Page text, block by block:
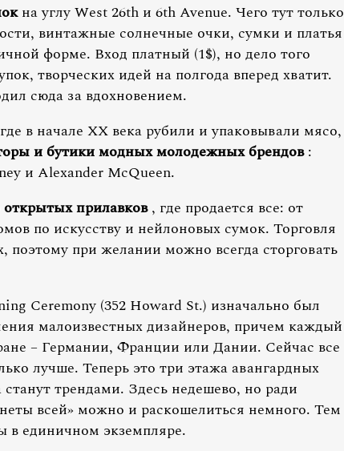
на углу West 26th и 6th Avenue. Чего тут только
винтажные солнечные очки, сумки и платья
форме. Вход платный (1$), но дело того
творческих идей на полгода вперед хватит.
сюда за вдохновением.
в начале XX века рубили и упаковывали мясо,
и бутики модных молодежных брендов:
и Alexander McQueen.
открытых прилавков, где продается все: от
по искусству и нейлоновых сумок. Торговля
поэтому при желании можно всегда сторговать
Ceremony (352 Howard St.) изначально был
малоизвестных дизайнеров, причем каждый
– Германии, Франции или Дании. Сейчас все
лучше. Теперь это три этажа авангардных
трендами. Здесь недешево, но ради
всей» можно и раскошелиться немного. Тем
в единичном экземпляре.